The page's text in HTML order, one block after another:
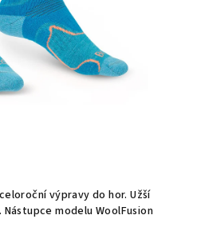
výpravy do hor. Užší
modelu WoolFusion